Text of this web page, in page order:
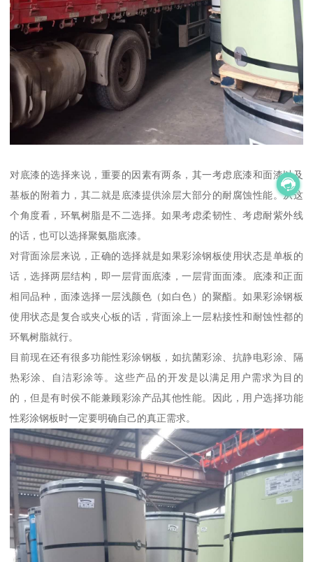
对底漆的选择来说，重要的因素有两条，其一考虑底漆和面漆以及
基板的附着力，其二就是底漆提供涂层大部分的耐腐蚀性能。从这
个角度看，环氧树脂是不二选择。如果考虑柔韧性、考虑耐紫外线
的话，也可以选择聚氨脂底漆。
对背面涂层来说，正确的选择就是如果彩涂钢板使用状态是单板的
话，选择两层结构，即一层背面底漆，一层背面面漆。底漆和正面
相同品种，面漆选择一层浅颜色（如白色）的聚酯。如果彩涂钢板
使用状态是复合或夹心板的话，背面涂上一层粘接性和耐蚀性都的
环氧树脂就行。
目前现在还有很多功能性彩涂钢板，如抗菌彩涂、抗静电彩涂、隔
热彩涂、自洁彩涂等。这些产品的开发是以满足用户需求为目的
的，但是有时侯不能兼顾彩涂产品其他性能。因此，用户选择功能
性彩涂钢板时一定要明确自己的真正需求。